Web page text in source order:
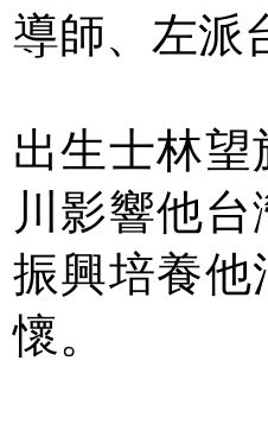
導師、左派
出生士林
川影響他
振興培養他
懷。